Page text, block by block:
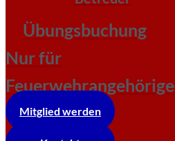
Übungsbuchung
Nur für
Feuerwehrangehörige
Mitglied werden